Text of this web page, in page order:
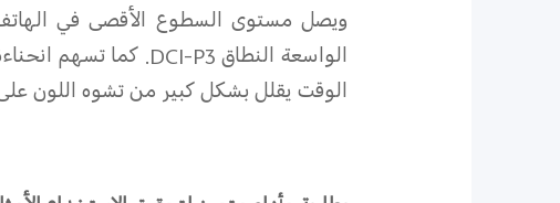
ويصل مستوى السطوع الأقصى في الهاتف إلى 1300
الواسعة النطاقDCI-P3
الوقت يقلل بشكل كبير من تشوه اللون